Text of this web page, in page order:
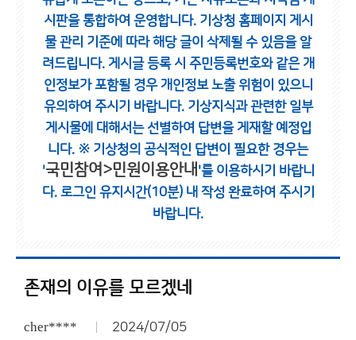
시판을 통합하여 운영합니다. 기상청 홈페이지 게시
물 관리 기준에 따라 해당 글이 삭제될 수 있음을 알
려드립니다. 게시글 등록 시 주민등록번호와 같은 개
인정보가 포함될 경우 개인정보 노출 위험이 있으니
유의하여 주시기 바랍니다. 기상지식과 관련한 일부
게시물에 대해서는 선별하여 답변을 게재할 예정입
니다. ※ 기상청의 공식적인 답변이 필요한 경우는
'국민참여>민원이용안내 '를 이용하시기 바랍니
다. 로그인 유지시간(10분) 내 작성 완료하여 주시기
바랍니다.
존재의 이유를 모르겠네
cher**** 2024/07/05